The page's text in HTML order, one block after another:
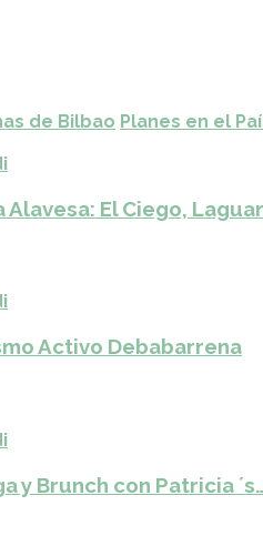
de Bilbao Planes en el
Alavesa: El Ciego,
Activo Debabarrena
y Brunch con Patricia